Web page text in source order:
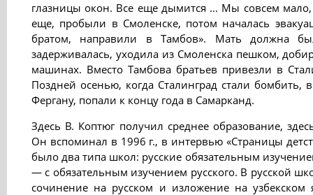
глазницы окон. Все еще дымится ... Мы совсем
еще, пробыли в Смоленске, потом началась
братом, направили в Тамбов». Мать должна
задерживалась, уходила из Смоленска пешком,
машинах. Вместо Тамбова братьев привезли в
Поздней осенью, когда Сталинград стали бомбить,
Фергану, попали к концу года в Самарканд.
Здесь В. Коптюг получил среднее образование,
Он вспоминал в 1996 г., в интервью «Страницы
было два типа школ: русские обязательным
— с обязательным изучением русского. В русской
сочинение на русском и изложение на